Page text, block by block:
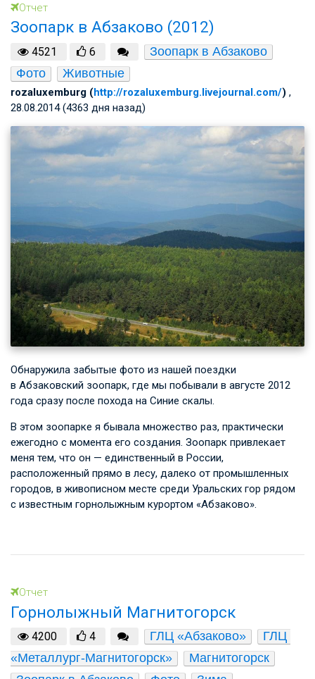
Отчет
Зоопарк в Абзаково (2012)
4521 6
Зоопарк в Абзаково
Фото
Животные
rozaluxemburg (http://rozaluxemburg.livejournal.com/) ,
28.08.2014 (4363 дня назад)
Обнаружила забытые фото из нашей поездки
в Абзаковский зоопарк, где мы побывали в августе 2012
года сразу после похода на Синие скалы.
В этом зоопарке я бывала множество раз, практически
ежегодно с момента его создания. Зоопарк привлекает
меня тем, что он — единственный в России,
расположенный прямо в лесу, далеко от промышленных
городов, в живописном месте среди Уральских гор рядом
с известным горнолыжным курортом «Абзаково».
Отчет
Горнолыжный Магнитогорск
4200 4 ГЛЦ «Абзаково»
ГЛЦ
«Металлург-Магнитогорск»
Магнитогорск